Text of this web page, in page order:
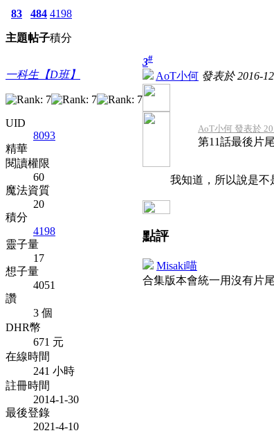
83
主題
484
帖子
4198
積分
一科生【D班】
UID
8093
精華
閱讀權限
60
魔法資質
20
積分
4198
靈子量
17
想子量
4051
讚
3 個
DHR幣
671 元
在線時間
241 小時
註冊時間
2014-1-30
最後登錄
2021-4-10
3#
AoT小何 發表於 2016-
AoT小何 發表於
第11話最後片
我知道，所以說是不
點評
Misaki喵
合集版本會統一用沒有片